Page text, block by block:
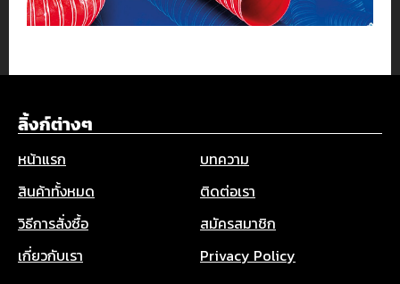
ลิ้งก์ต่างๆ
หน้าแรก
บทความ
สินค้าทั้งหมด
ติดต่อเรา
วิธีการสั่งซื้อ
สมัครสมาชิก
เกี่ยวกับเรา
Privacy Policy